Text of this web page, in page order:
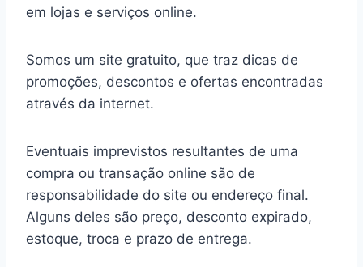
em lojas e serviços online.
Somos um site gratuito, que traz dicas de
promoções, descontos e ofertas encontradas
através da internet.
Eventuais imprevistos resultantes de uma
compra ou transação online são de
responsabilidade do site ou endereço final.
Alguns deles são preço, desconto expirado,
estoque, troca e prazo de entrega.